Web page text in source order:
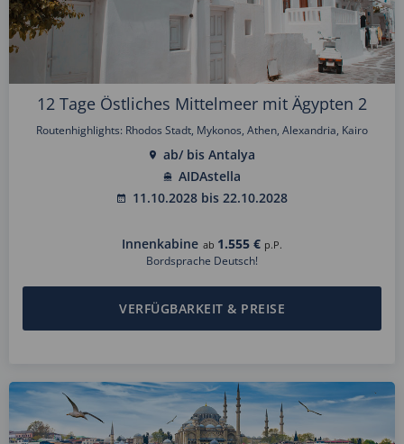
12 Tage Östliches Mittelmeer mit Ägypten 2
Routenhighlights: Rhodos Stadt, Mykonos, Athen, Alexandria, Kairo
ab/ bis Antalya
AIDAstella
11.10.2028 bis 22.10.2028
Innenkabine ab 1.555 € p.P.
Bordsprache Deutsch!
VERFÜGBARKEIT & PREISE